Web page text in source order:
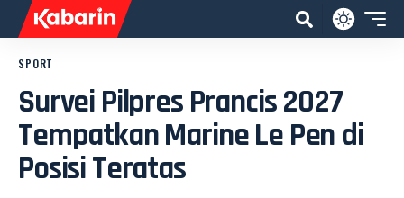
SPORT
Survei Pilpres Prancis 2027
Tempatkan Marine Le Pen di
Posisi Teratas